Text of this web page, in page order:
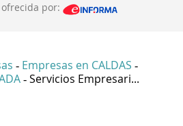
por:
- Empresas en CALDAS -
- Servicios Empresari...